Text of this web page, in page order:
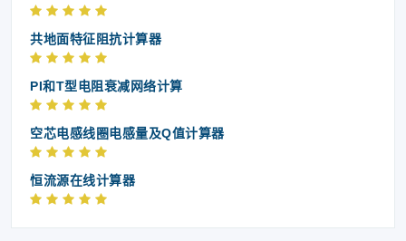
共地面特征阻抗计算器
PI和T型电阻衰减网络计算
空芯电感线圈电感量及Q值计算器
恒流源在线计算器